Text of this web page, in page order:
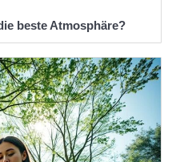
beste Atmosphäre?